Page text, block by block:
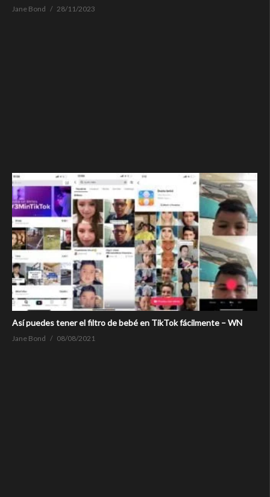
Jane Bond 28/11/2023
Así puedes tener el filtro de bebé en TikTok fácilmente – WN
Jane Bond 08/08/2021